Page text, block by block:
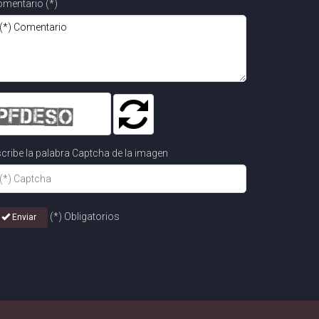
(*)
la palabra Captcha de la imagen
Enviar (*) Obligatorios